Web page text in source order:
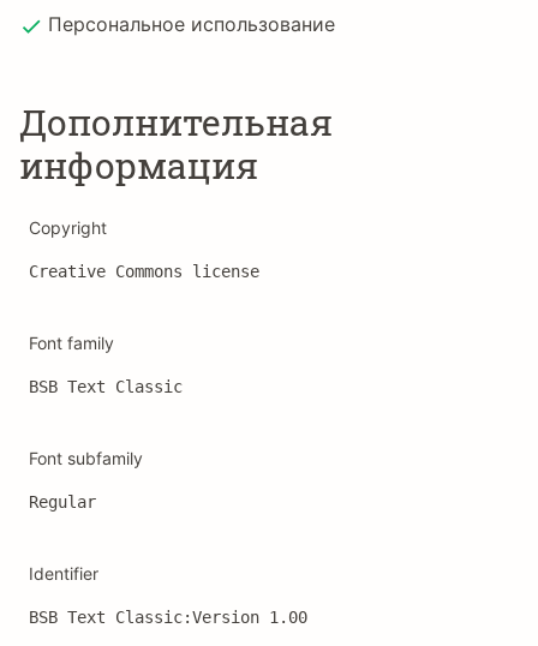
Персональное использование
Дополнительная
информация
Copyright
Creative Commons license
Font family
BSB Text Classic
Font subfamily
Regular
Identifier
BSB Text Classic:Version 1.00